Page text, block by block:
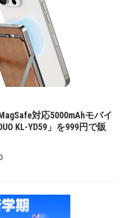
対応5000mAhモバイ
KL-YD59」を999円で販